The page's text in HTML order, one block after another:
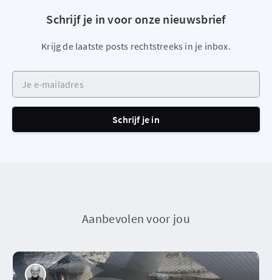
Schrijf je in voor onze nieuwsbrief
Krijg de laatste posts rechtstreeks in je inbox.
Je e-mailadres
Schrijf je in
Aanbevolen voor jou